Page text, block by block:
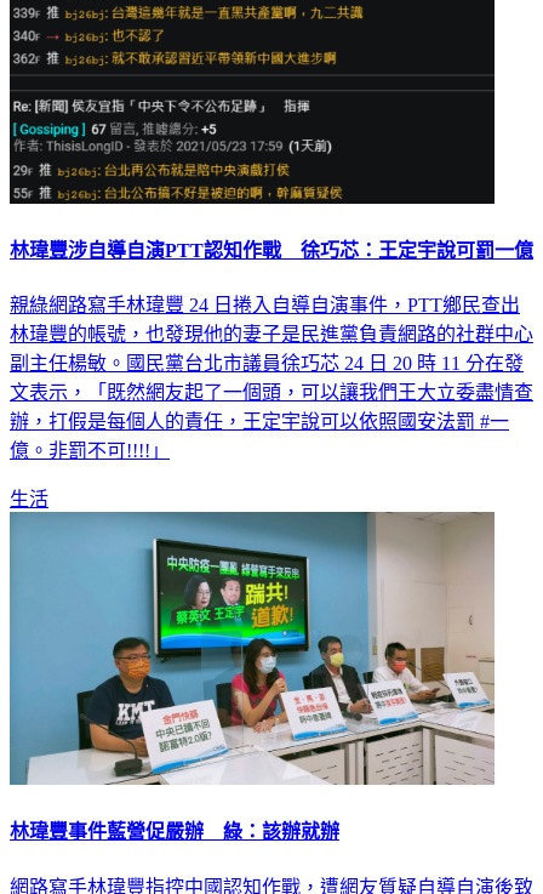
親綠網路寫手林瑋豐 24 日捲入自導自演事件，PTT鄉民查出
林瑋豐的帳號，也發現他的妻子是民進黨負責網路的社群中心
副主任楊敏。國民黨台北市議員徐巧芯 24 日 20 時 11 分在發
文表示，「既然網友起了一個頭，可以讓我們王大立委盡情查
辦，打假是每個人的責任，王定宇說可以依照國安法罰 #一